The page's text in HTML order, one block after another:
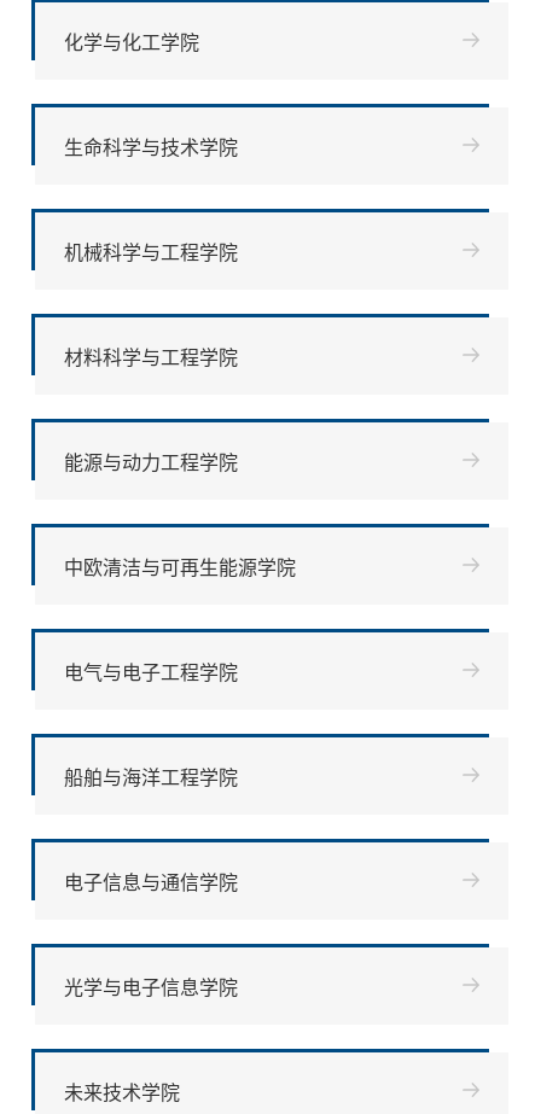
化学与化工学院
生命科学与技术学院
机械科学与工程学院
材料科学与工程学院
能源与动力工程学院
中欧清洁与可再生能源学院
电气与电子工程学院
船舶与海洋工程学院
电子信息与通信学院
光学与电子信息学院
未来技术学院